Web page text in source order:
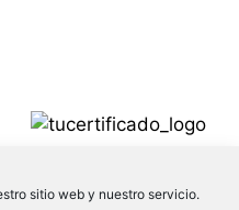
sitio web y nuestro servicio.